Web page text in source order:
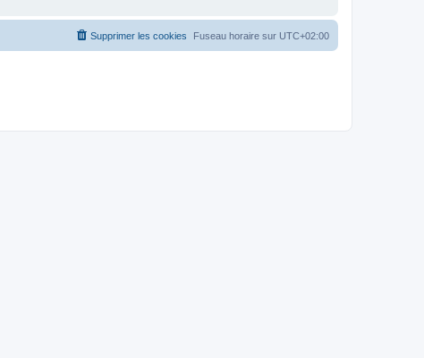
Fuseau horaire sur UTC+02:00
Supprimer les cookies